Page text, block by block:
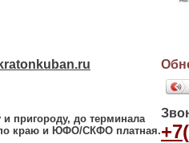
и пригороду, до терминала
краю и ЮФО/СКФО платная.